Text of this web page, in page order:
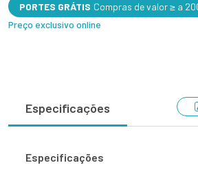
PORTES GRÁTIS Compras de valor ≥ a
Preço exclusivo online
Especificações
Especificações